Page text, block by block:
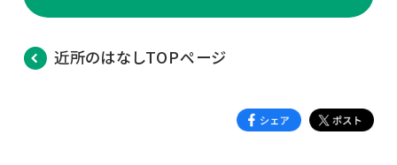
近所のはなしTOPページ